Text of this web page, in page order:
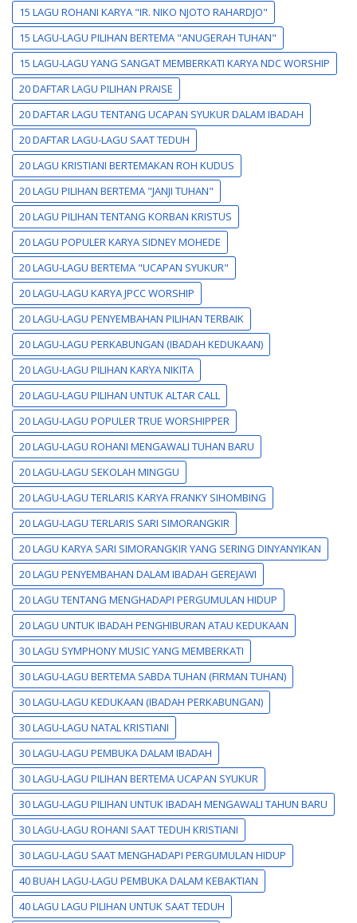
15 LAGU ROHANI KARYA "IR. NIKO NJOTO RAHARDJO"
15 LAGU-LAGU PILIHAN BERTEMA "ANUGERAH TUHAN"
15 LAGU-LAGU YANG SANGAT MEMBERKATI KARYA NDC WORSHIP
20 DAFTAR LAGU PILIHAN PRAISE
20 DAFTAR LAGU TENTANG UCAPAN SYUKUR DALAM IBADAH
20 DAFTAR LAGU-LAGU SAAT TEDUH
20 LAGU KRISTIANI BERTEMAKAN ROH KUDUS
20 LAGU PILIHAN BERTEMA "JANJI TUHAN"
20 LAGU PILIHAN TENTANG KORBAN KRISTUS
20 LAGU POPULER KARYA SIDNEY MOHEDE
20 LAGU-LAGU BERTEMA "UCAPAN SYUKUR"
20 LAGU-LAGU KARYA JPCC WORSHIP
20 LAGU-LAGU PENYEMBAHAN PILIHAN TERBAIK
20 LAGU-LAGU PERKABUNGAN (IBADAH KEDUKAAN)
20 LAGU-LAGU PILIHAN KARYA NIKITA
20 LAGU-LAGU PILIHAN UNTUK ALTAR CALL
20 LAGU-LAGU POPULER TRUE WORSHIPPER
20 LAGU-LAGU ROHANI MENGAWALI TUHAN BARU
20 LAGU-LAGU SEKOLAH MINGGU
20 LAGU-LAGU TERLARIS KARYA FRANKY SIHOMBING
20 LAGU-LAGU TERLARIS SARI SIMORANGKIR
20 LAGU KARYA SARI SIMORANGKIR YANG SERING DINYANYIKAN
20 LAGU PENYEMBAHAN DALAM IBADAH GEREJAWI
20 LAGU TENTANG MENGHADAPI PERGUMULAN HIDUP
20 LAGU UNTUK IBADAH PENGHIBURAN ATAU KEDUKAAN
30 LAGU SYMPHONY MUSIC YANG MEMBERKATI
30 LAGU-LAGU BERTEMA SABDA TUHAN (FIRMAN TUHAN)
30 LAGU-LAGU KEDUKAAN (IBADAH PERKABUNGAN)
30 LAGU-LAGU NATAL KRISTIANI
30 LAGU-LAGU PEMBUKA DALAM IBADAH
30 LAGU-LAGU PILIHAN BERTEMA UCAPAN SYUKUR
30 LAGU-LAGU PILIHAN UNTUK IBADAH MENGAWALI TAHUN BARU
30 LAGU-LAGU ROHANI SAAT TEDUH KRISTIANI
30 LAGU-LAGU SAAT MENGHADAPI PERGUMULAN HIDUP
40 BUAH LAGU-LAGU PEMBUKA DALAM KEBAKTIAN
40 LAGU LAGU PILIHAN UNTUK SAAT TEDUH